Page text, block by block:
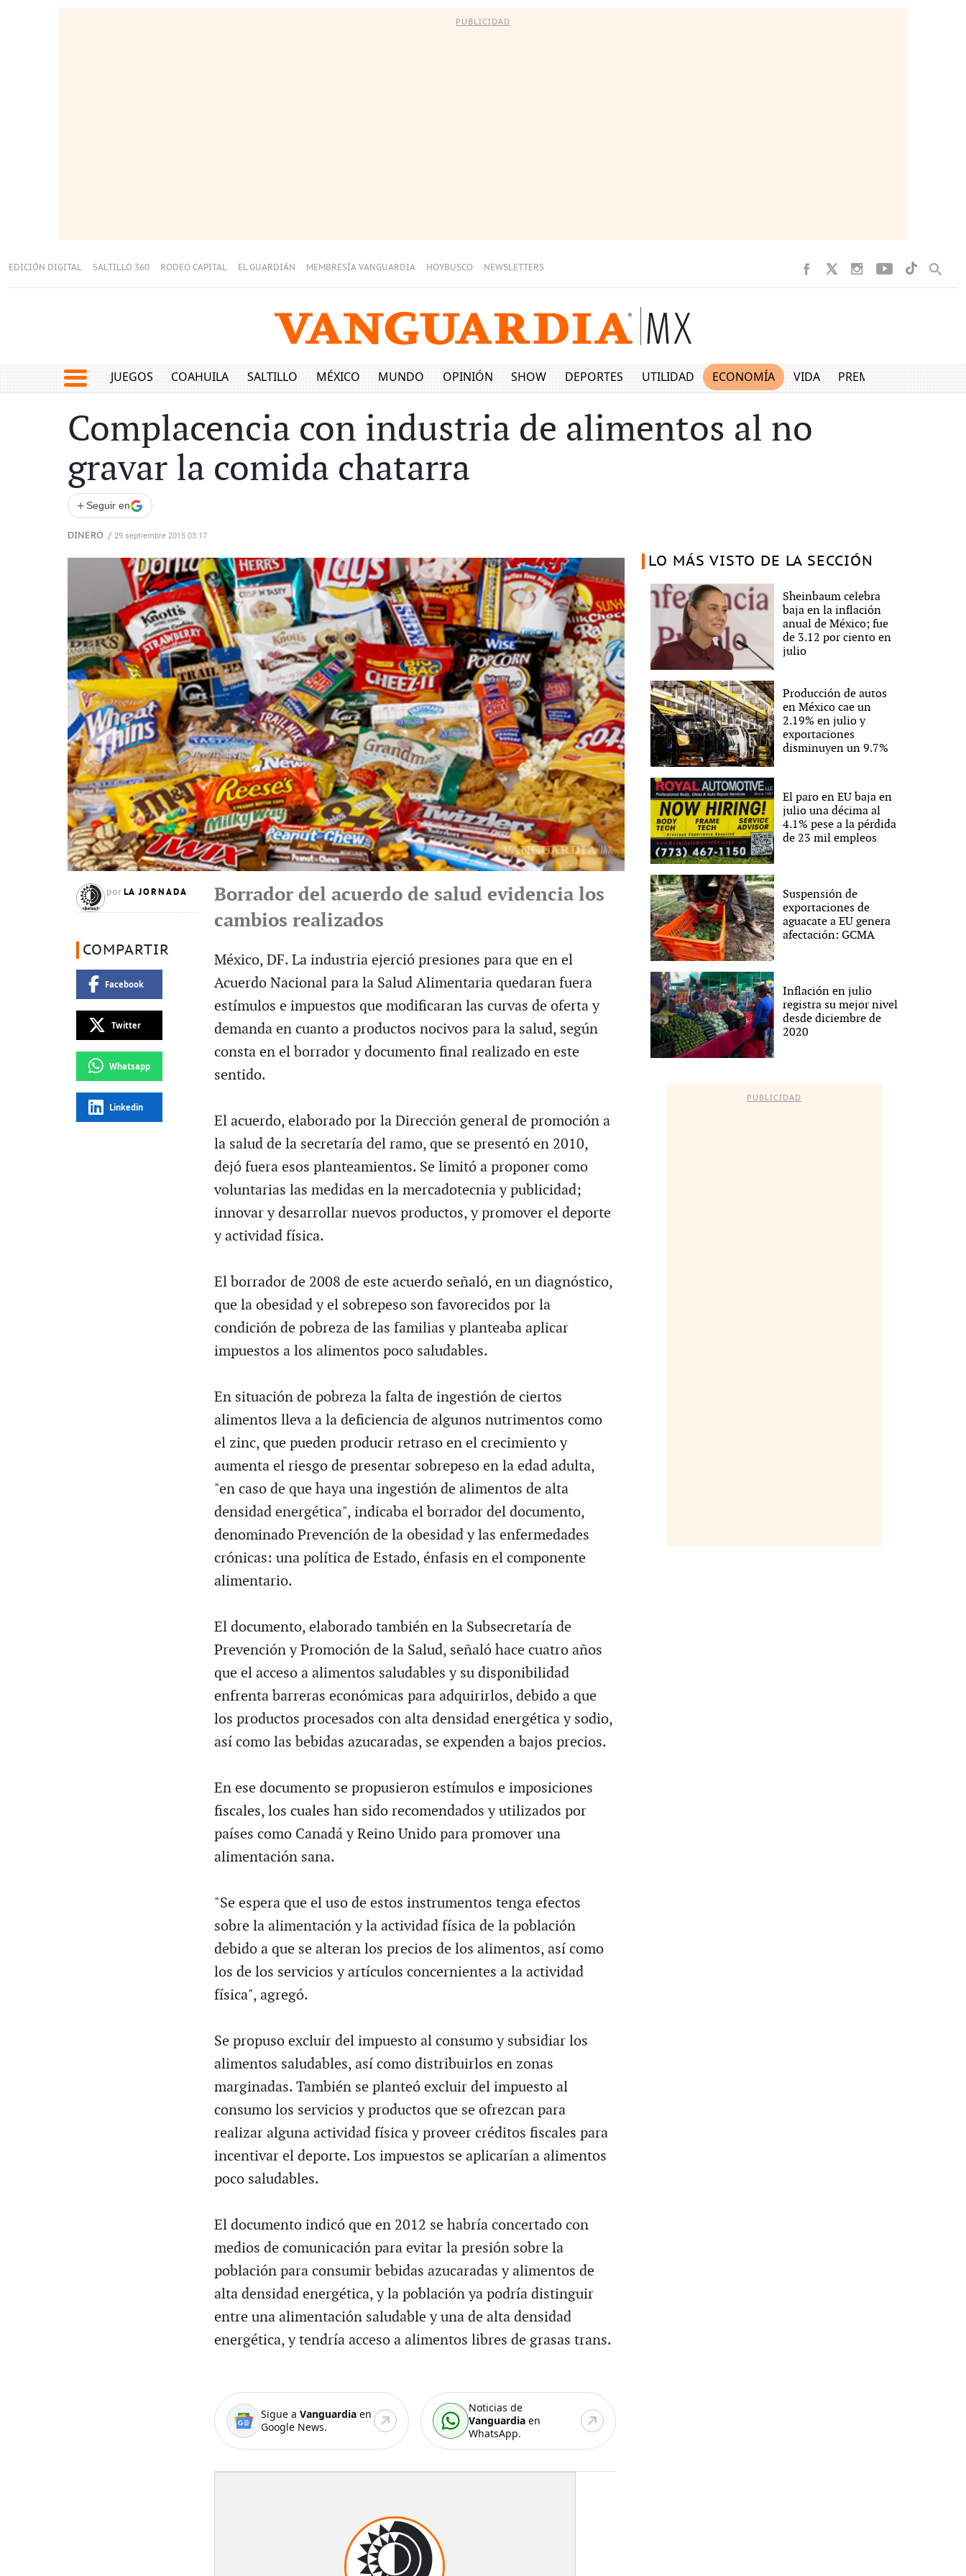
PUBLICIDAD
EDICIÓN DIGITAL SALTILLO 360 RODEO CAPITAL EL GUARDIÁN MEMBRESÍA VANGUARDIA HOYBUSCO NEWSLETTERS
JUEGOS COAHUILA SALTILLO MÉXICO MUNDO OPINIÓN SHOW DEPORTES UTILIDAD ECONOMÍA VIDA PREMIUM
Complacencia con industria de alimentos al no
gravar la comida chatarra
+ Seguir en
DINERO / 29 septiembre 2015 03:17
por LA JORNADA
COMPARTIR
Facebook
Twitter
Whatsapp
Linkedin
Borrador del acuerdo de salud evidencia los
cambios realizados
México, DF. La industria ejerció presiones para que en el
Acuerdo Nacional para la Salud Alimentaria quedaran fuera
estímulos e impuestos que modificaran las curvas de oferta y
demanda en cuanto a productos nocivos para la salud, según
consta en el borrador y documento final realizado en este
sentido.
El acuerdo, elaborado por la Dirección general de promoción a
la salud de la secretaría del ramo, que se presentó en 2010,
dejó fuera esos planteamientos. Se limitó a proponer como
voluntarias las medidas en la mercadotecnia y publicidad;
innovar y desarrollar nuevos productos, y promover el deporte
y actividad física.
El borrador de 2008 de este acuerdo señaló, en un diagnóstico,
que la obesidad y el sobrepeso son favorecidos por la
condición de pobreza de las familias y planteaba aplicar
impuestos a los alimentos poco saludables.
En situación de pobreza la falta de ingestión de ciertos
alimentos lleva a la deficiencia de algunos nutrimentos como
el zinc, que pueden producir retraso en el crecimiento y
aumenta el riesgo de presentar sobrepeso en la edad adulta,
"en caso de que haya una ingestión de alimentos de alta
densidad energética", indicaba el borrador del documento,
denominado Prevención de la obesidad y las enfermedades
crónicas: una política de Estado, énfasis en el componente
alimentario.
El documento, elaborado también en la Subsecretaría de
Prevención y Promoción de la Salud, señaló hace cuatro años
que el acceso a alimentos saludables y su disponibilidad
enfrenta barreras económicas para adquirirlos, debido a que
los productos procesados con alta densidad energética y sodio,
así como las bebidas azucaradas, se expenden a bajos precios.
En ese documento se propusieron estímulos e imposiciones
fiscales, los cuales han sido recomendados y utilizados por
países como Canadá y Reino Unido para promover una
alimentación sana.
"Se espera que el uso de estos instrumentos tenga efectos
sobre la alimentación y la actividad física de la población
debido a que se alteran los precios de los alimentos, así como
los de los servicios y artículos concernientes a la actividad
física", agregó.
Se propuso excluir del impuesto al consumo y subsidiar los
alimentos saludables, así como distribuirlos en zonas
marginadas. También se planteó excluir del impuesto al
consumo los servicios y productos que se ofrezcan para
realizar alguna actividad física y proveer créditos fiscales para
incentivar el deporte. Los impuestos se aplicarían a alimentos
poco saludables.
El documento indicó que en 2012 se habría concertado con
medios de comunicación para evitar la presión sobre la
población para consumir bebidas azucaradas y alimentos de
alta densidad energética, y la población ya podría distinguir
entre una alimentación saludable y una de alta densidad
energética, y tendría acceso a alimentos libres de grasas trans.
Sigue a Vanguardiaen
Google News.
Noticias de
Vanguardia en
WhatsApp.
LO MÁS VISTO DE LA SECCIÓN
Sheinbaum celebra
baja en la inflación
anual de México; fue
de 3.12 por ciento en
julio
Producción de autos
en México cae un
2.19% en julio y
exportaciones
disminuyen un 9.7%
El paro en EU baja en
julio una décima al
4.1% pese a la pérdida
de 23 mil empleos
Suspensión de
exportaciones de
aguacate a EU genera
afectación: GCMA
Inflación en julio
registra su mejor nivel
desde diciembre de
2020
PUBLICIDAD